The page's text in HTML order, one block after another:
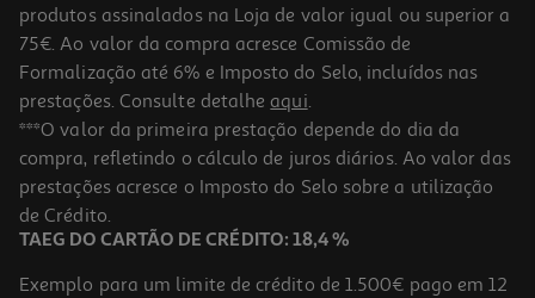
Barras Jannis Pistacho 40g
48.75 €/Kg
1,95 €
produtos assinalados na Loja de valor igual ou superior a
75€. Ao valor da compra acresce Comissão de
Formalização até 6% e Imposto do Selo, incluídos nas
prestações. Consulte detalhe aqui.
***O valor da primeira prestação depende do dia da
compra, refletindo o cálculo de juros diários. Ao valor das
prestações acresce o Imposto do Selo sobre a utilização
de Crédito.
TAEG DO CARTÃO DE CRÉDITO: 18,4 %
Exemplo para um limite de crédito de 1.500€ pago em 12